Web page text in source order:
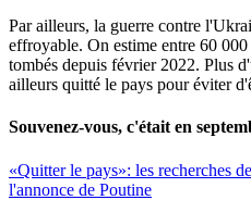
Par ailleurs, la guerre contre
effroyable. On estime entre 60
tombés depuis février 2022. Plus
ailleurs quitté le pays pour éviter
Souvenez-vous, c'était en
«Quitter le pays»: les recherches
l'annonce de Poutine